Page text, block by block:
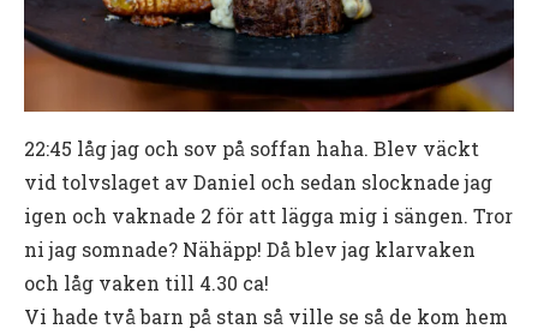
22:45 låg jag och sov på soffan haha. Blev väckt
vid tolvslaget av Daniel och sedan slocknade jag
igen och vaknade 2 för att lägga mig i sängen. Tror
ni jag somnade? Nähäpp! Då blev jag klarvaken
och låg vaken till 4.30 ca!
Vi hade två barn på stan så ville se så de kom hem